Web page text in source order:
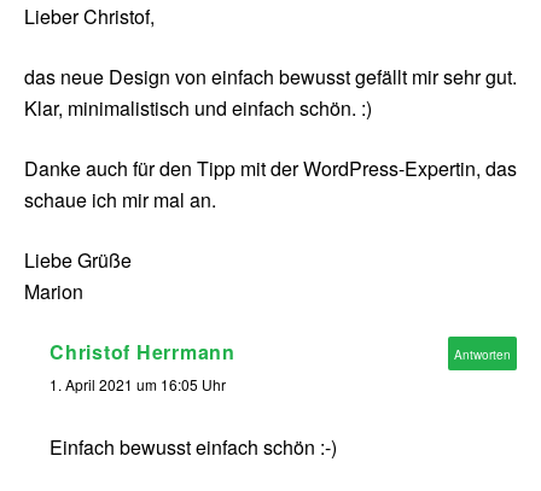
Lieber Christof,
das neue Design von einfach bewusst gefällt mir sehr gut.
Klar, minimalistisch und einfach schön. :)
Danke auch für den Tipp mit der WordPress-Expertin, das
schaue ich mir mal an.
Liebe Grüße
Marion
Christof Herrmann
1. April 2021 um 16:05 Uhr
Einfach bewusst einfach schön :-)
Antworten